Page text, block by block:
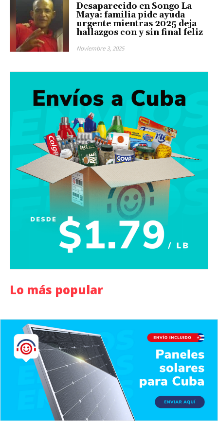
Desaparecido en Songo La
Maya: familia pide ayuda
urgente mientras 2025 deja
hallazgos con y sin final feliz
Noviembre 3, 2025
Lo más popular